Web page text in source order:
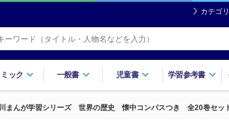
カテゴ
ミック 一般書 児童書 学習参考書
まんが学習シリーズ 世界の歴史 懐中コンパスつき 全20巻セッ